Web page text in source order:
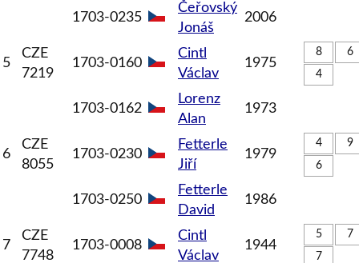
1703-0235
Čeřovský
Jonáš
2006
5
CZE
7219
1703-0160
Cintl
Václav
1975
8
6
4
1703-0162
Lorenz
Alan
1973
6
CZE
8055
1703-0230
Fetterle
Jiří
1979
4
9
6
1703-0250
Fetterle
David
1986
7
CZE
7748
1703-0008
Cintl
Václav
1944
5
7
7